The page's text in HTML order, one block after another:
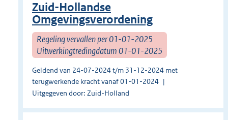
Zuid-Hollandse
Omgevingsverordening
Regeling vervallen per 01-01-2025
Uitwerkingtredingdatum 01-01-2025
Geldend van 24-07-2024 t/m 31-12-2024 met
terugwerkende kracht vanaf 01-01-2024
Uitgegeven door: Zuid-Holland